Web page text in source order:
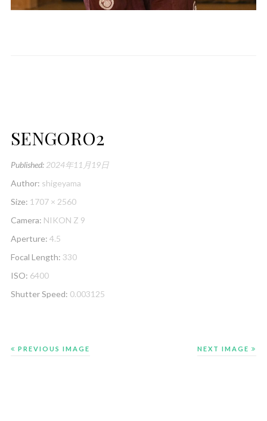
SENGORO2
Published: 2024年11月19日
Author: shigeyama
Size: 1707 × 2560
Camera: NIKON Z 9
Aperture: 4.5
Focal Length: 330
ISO: 6400
Shutter Speed: 0.003125
PREVIOUS IMAGE NEXT IMAGE